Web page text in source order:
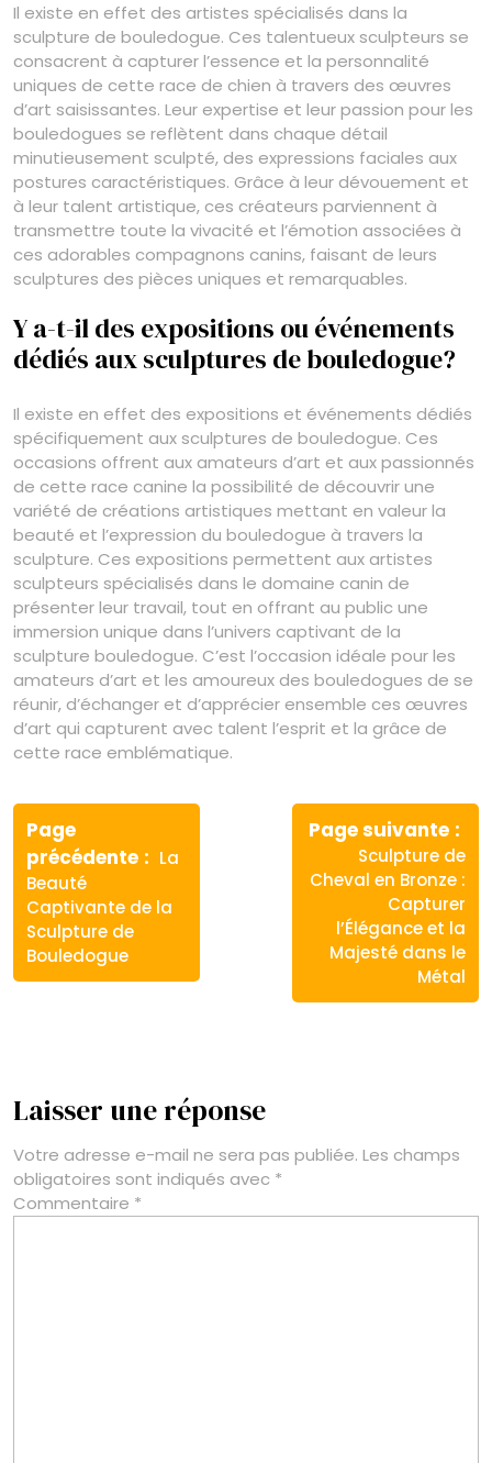
Il existe en effet des artistes spécialisés dans la
sculpture de bouledogue. Ces talentueux sculpteurs se
consacrent à capturer l’essence et la personnalité
uniques de cette race de chien à travers des œuvres
d’art saisissantes. Leur expertise et leur passion pour les
bouledogues se reflètent dans chaque détail
minutieusement sculpté, des expressions faciales aux
postures caractéristiques. Grâce à leur dévouement et
à leur talent artistique, ces créateurs parviennent à
transmettre toute la vivacité et l’émotion associées à
ces adorables compagnons canins, faisant de leurs
sculptures des pièces uniques et remarquables.
Y a-t-il des expositions ou événements
dédiés aux sculptures de bouledogue?
Il existe en effet des expositions et événements dédiés
spécifiquement aux sculptures de bouledogue. Ces
occasions offrent aux amateurs d’art et aux passionnés
de cette race canine la possibilité de découvrir une
variété de créations artistiques mettant en valeur la
beauté et l’expression du bouledogue à travers la
sculpture. Ces expositions permettent aux artistes
sculpteurs spécialisés dans le domaine canin de
présenter leur travail, tout en offrant au public une
immersion unique dans l’univers captivant de la
sculpture bouledogue. C’est l’occasion idéale pour les
amateurs d’art et les amoureux des bouledogues de se
réunir, d’échanger et d’apprécier ensemble ces œuvres
d’art qui capturent avec talent l’esprit et la grâce de
cette race emblématique.
Navigation
de
l’article
Page
précédente
Article
:
La
Beauté
Captivante de la
Sculpture de
Bouledogue
Page suivante
Article
suivant
Sculpture de
Cheval en Bronze :
Capturer
l’Élégance et la
Majesté dans le
Métal
Laisser une réponse
Votre adresse e-mail ne sera pas publiée. Les champs
obligatoires sont indiqués avec *
Commentaire *